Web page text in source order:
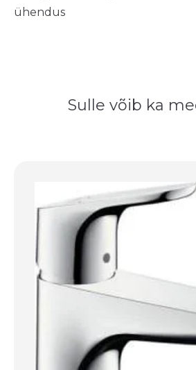
ühendus
Sulle võib ka